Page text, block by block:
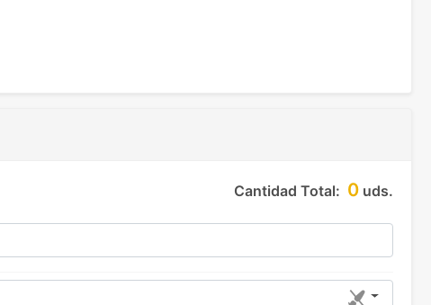
Cantidad Total: 0 uds.